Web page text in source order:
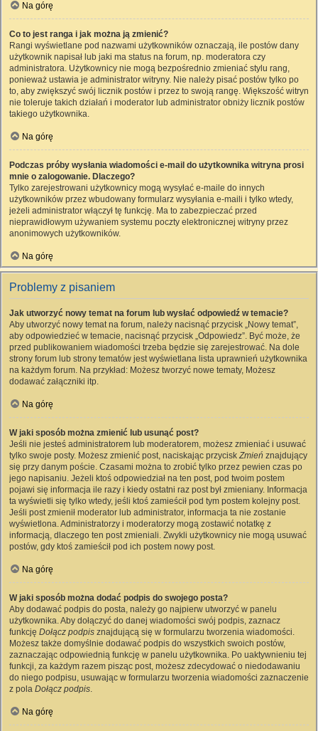
Na górę
Co to jest ranga i jak można ją zmienić?
Rangi wyświetlane pod nazwami użytkowników oznaczają, ile postów dany
użytkownik napisał lub jaki ma status na forum, np. moderatora czy
administratora. Użytkownicy nie mogą bezpośrednio zmieniać stylu rang,
ponieważ ustawia je administrator witryny. Nie należy pisać postów tylko po
to, aby zwiększyć swój licznik postów i przez to swoją rangę. Większość witryn
nie toleruje takich działań i moderator lub administrator obniży licznik postów
takiego użytkownika.
Na górę
Podczas próby wysłania wiadomości e-mail do użytkownika witryna prosi
mnie o zalogowanie. Dlaczego?
Tylko zarejestrowani użytkownicy mogą wysyłać e-maile do innych
użytkowników przez wbudowany formularz wysyłania e-maili i tylko wtedy,
jeżeli administrator włączył tę funkcję. Ma to zabezpieczać przed
nieprawidłowym używaniem systemu poczty elektronicznej witryny przez
anonimowych użytkowników.
Na górę
Problemy z pisaniem
Jak utworzyć nowy temat na forum lub wysłać odpowiedź w temacie?
Aby utworzyć nowy temat na forum, należy nacisnąć przycisk „Nowy temat”,
aby odpowiedzieć w temacie, nacisnąć przycisk „Odpowiedz”. Być może, że
przed publikowaniem wiadomości trzeba będzie się zarejestrować. Na dole
strony forum lub strony tematów jest wyświetlana lista uprawnień użytkownika
na każdym forum. Na przykład: Możesz tworzyć nowe tematy, Możesz
dodawać załączniki itp.
Na górę
W jaki sposób można zmienić lub usunąć post?
Jeśli nie jesteś administratorem lub moderatorem, możesz zmieniać i usuwać
tylko swoje posty. Możesz zmienić post, naciskając przyciskZmień znajdujący
się przy danym poście. Czasami można to zrobić tylko przez pewien czas po
jego napisaniu. Jeżeli ktoś odpowiedział na ten post, pod twoim postem
pojawi się informacja ile razy i kiedy ostatni raz post był zmieniany. Informacja
ta wyświetli się tylko wtedy, jeśli ktoś zamieścił pod tym postem kolejny post.
Jeśli post zmienił moderator lub administrator, informacja ta nie zostanie
wyświetlona. Administratorzy i moderatorzy mogą zostawić notatkę z
informacją, dlaczego ten post zmieniali. Zwykli użytkownicy nie mogą usuwać
postów, gdy ktoś zamieścił pod ich postem nowy post.
Na górę
W jaki sposób można dodać podpis do swojego posta?
Aby dodawać podpis do posta, należy go najpierw utworzyć w panelu
użytkownika. Aby dołączyć do danej wiadomości swój podpis, zaznacz
funkcję Dołącz podpis znajdującą się w formularzu tworzenia wiadomości.
Możesz także domyślnie dodawać podpis do wszystkich swoich postów,
zaznaczając odpowiednią funkcję w panelu użytkownika. Po uaktywnieniu tej
funkcji, za każdym razem pisząc post, możesz zdecydować o niedodawaniu
do niego podpisu, usuwając w formularzu tworzenia wiadomości zaznaczenie
z pola Dołącz podpis.
Na górę